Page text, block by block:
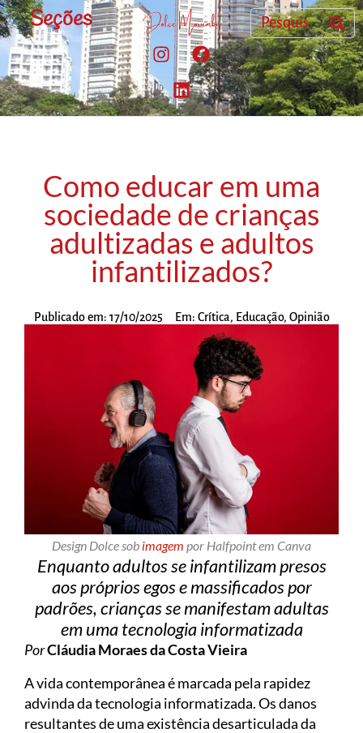
Seções
Como educar em uma
sociedade de crianças
adultizadas e adultos
infantilizados?
Publicado em: 17/10/2025 Em: Crítica, Educação, Opinião
Design Dolce sob imagem por Halfpoint em Canva
Enquanto adultos se infantilizam presos
aos próprios egos e massificados por
padrões, crianças se manifestam adultas
em uma tecnologia informatizada
PorCláudia Moraes da Costa Vieira
A vida contemporânea é marcada pela rapidez
advinda da tecnologia informatizada. Os danos
resultantes de uma existência desarticulada da